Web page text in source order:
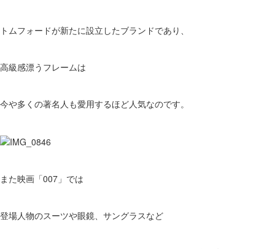
トムフォードが新たに設立したブランドであり、
高級感漂うフレームは
今や多くの著名人も愛用するほど人気なのです。
また映画「007」では
登場人物のスーツや眼鏡、サングラスなど